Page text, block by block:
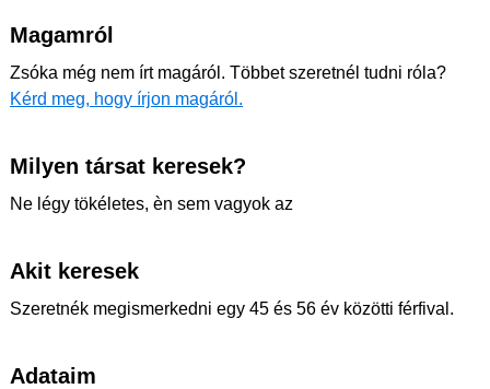
Magamról
Zsóka még nem írt magáról. Többet szeretnél tudni róla?
Kérd meg, hogy írjon magáról.
Milyen társat keresek?
Ne légy tökéletes, èn sem vagyok az
Akit keresek
Szeretnék megismerkedni egy 45 és 56 év közötti férfival.
Adataim